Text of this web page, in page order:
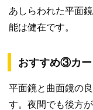
あしらわれた平面
能は健在です。
おすすめ③カー
平面鏡と曲面鏡の
す。夜間でも後方